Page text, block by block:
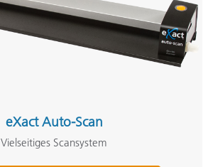
eXact Auto-Scan
Vielseitiges Scansystem